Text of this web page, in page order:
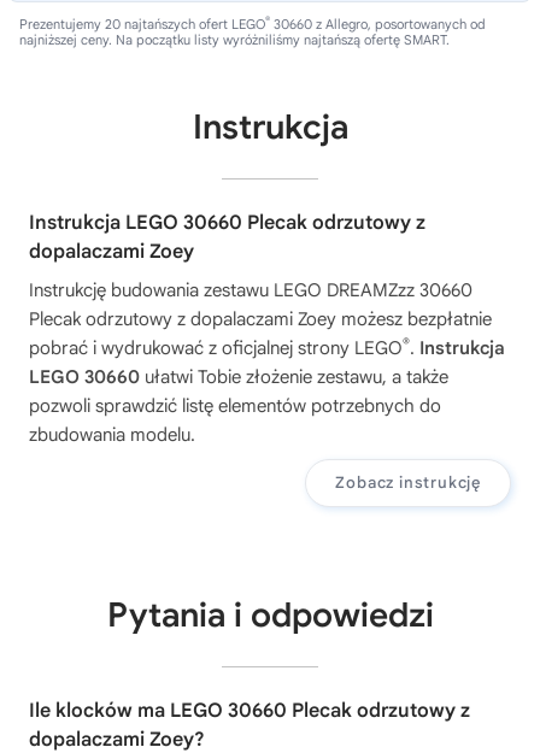
Prezentujemy 20 najtańszych ofert LEGO® 30660 z Allegro, posortowanych od
najniższej ceny. Na początku listy wyróżniliśmy najtańszą ofertę SMART.
Instrukcja
Instrukcja LEGO 30660 Plecak odrzutowy z
dopalaczami Zoey
Instrukcję budowania zestawu LEGO DREAMZzz 30660
Plecak odrzutowy z dopalaczami Zoey możesz bezpłatnie
pobrać i wydrukować z oficjalnej strony LEGO®. Instrukcja
LEGO 30660 ułatwi Tobie złożenie zestawu, a także
pozwoli sprawdzić listę elementów potrzebnych do
zbudowania modelu.
Zobacz instrukcję
Pytania i odpowiedzi
Ile klocków ma LEGO 30660 Plecak odrzutowy z
dopalaczami Zoey?